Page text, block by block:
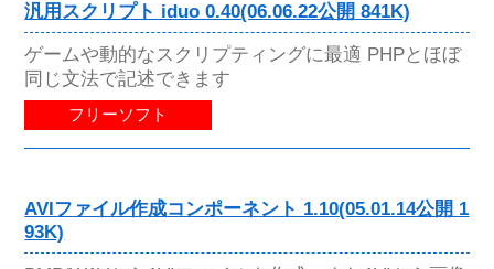
汎用スクリプト iduo 0.40(06.06.22公開 841K)
ゲームや動的なスクリプティングに最適 PHPとほぼ
同じ文法で記述できます
フリーソフト
AVIファイル作成コンポーネント 1.10(05.01.14公開 1
93K)